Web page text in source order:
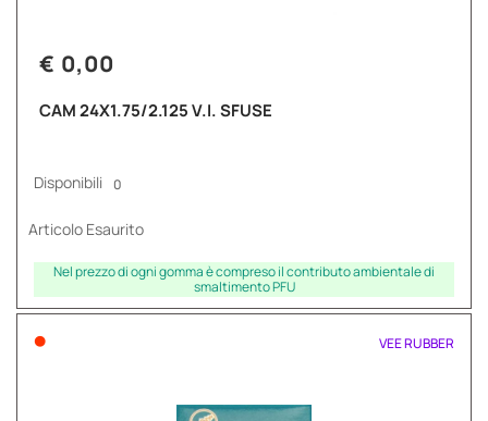
€ 0,00
CAM 24X1.75/2.125 V.I. SFUSE
Disponibili 0
Articolo Esaurito
Nel prezzo di ogni gomma è compreso il contributo ambientale di
smaltimento PFU
• VEE RUBBER